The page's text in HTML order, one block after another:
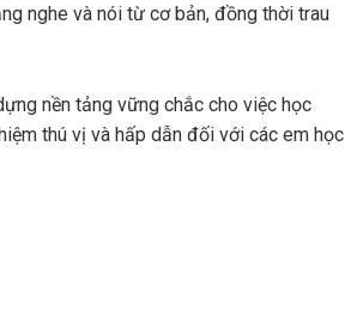
nghe và nói từ cơ bản, đồng thời trau
nền tảng vững chắc cho việc học
thú vị và hấp dẫn đối với các em học